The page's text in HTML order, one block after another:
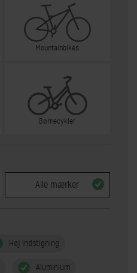
Mountainbikes
Børnecykler
Alle mærker
Høj indstigning
Aluminium